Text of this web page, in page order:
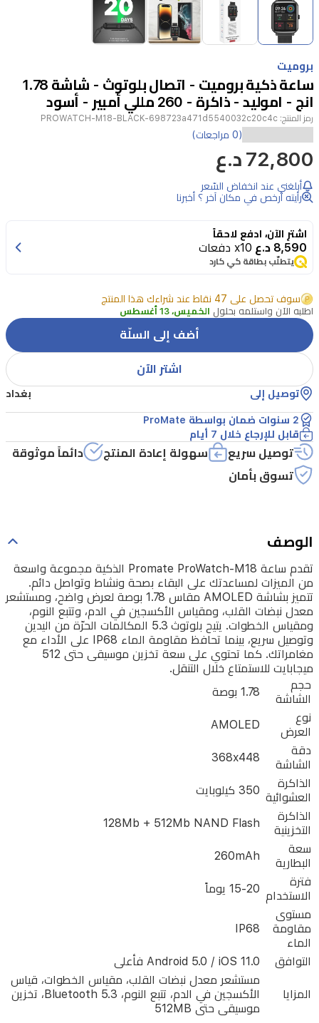
1
4
بروميت
ساعة ذكية بروميت - اتصال بلوتوث - شاشة 1.78
انج - اموليد - ذاكرة - 260 مللي أمبير - أسود
رمز المنتج: PROWATCH-M18-BLACK-698723a471d5540032c20c4c
ساعة
Promate
ProWatch-
M18
مجموعة
واسعة
الميزات
لمساعدتك
على
البقاء
بصحة
ونشاط
وتواصل
دائم.
تتميز
1.78
بوصة
لعرض
واضح،
ومستشعر
معدل
نبضات
القلب،
ومقياس
الأكسجين
في
الدم،
وتتبع
النوم،
ومقياس
الخطوات.
يتيح
بلوتوث
5.3
المكالمات
الحرّة
(0 مراجعات)
72,800 د.ع
أبلغني عند انخفاض السّعر
رأيته أرخص في مكان آخر ؟ أخبرنا
اشترِ الآن، ادفع لاحقاً
8,590 د.ع x10 دفعات
يتطلّب بطاقة كي كارد
سوف تحصل على 47 نقاط عند شراءك هذا المنتج
اطلبه الآن واستلمه بحلول الخميس، 13 أغسطس
أضف إلى السلّة
اشتر الآن
توصيل إلى بغداد
2 سنوات ضمان بواسطة ProMate
قابل للإرجاع خلال 7 أيام
توصيل سريع سهولة إعادة المنتج
دائماً موثوقة
تسوق بأمان
الوصف
تقدم ساعة Promate ProWatch-M18 الذكية مجموعة واسعة
من الميزات لمساعدتك على البقاء بصحة ونشاط وتواصل دائم.
تتميز بشاشة AMOLED مقاس 1.78 بوصة لعرض واضح، ومستشعر
معدل نبضات القلب، ومقياس الأكسجين في الدم، وتتبع النوم،
ومقياس الخطوات. يتيح بلوتوث 5.3 المكالمات الحرّة من اليدين
وتوصيل سريع، بينما تحافظ مقاومة الماء IP68 على الأداء مع
مغامراتك. كما تحتوي على سعة تخزين موسيقى حتى 512
ميجابايت للاستمتاع خلال التنقل.
حجم
الشاشة
1.78 بوصة
نوع
العرض
AMOLED
دقة
الشاشة
368x448
الذاكرة
العشوائية
350 كيلوبايت
الذاكرة
التخزينية
128Mb + 512Mb NAND Flash
سعة
البطارية
260mAh
فترة
الاستخدام
15-20 يوماً
مستوى
مقاومة
الماء
IP68
التوافق Android 5.0 / iOS 11.0 فأعلى
المزايا
مستشعر معدل نبضات القلب، مقياس الخطوات، قياس
الأكسجين في الدم، تتبع النوم، Bluetooth 5.3، تخزين
موسيقى حتى 512MB